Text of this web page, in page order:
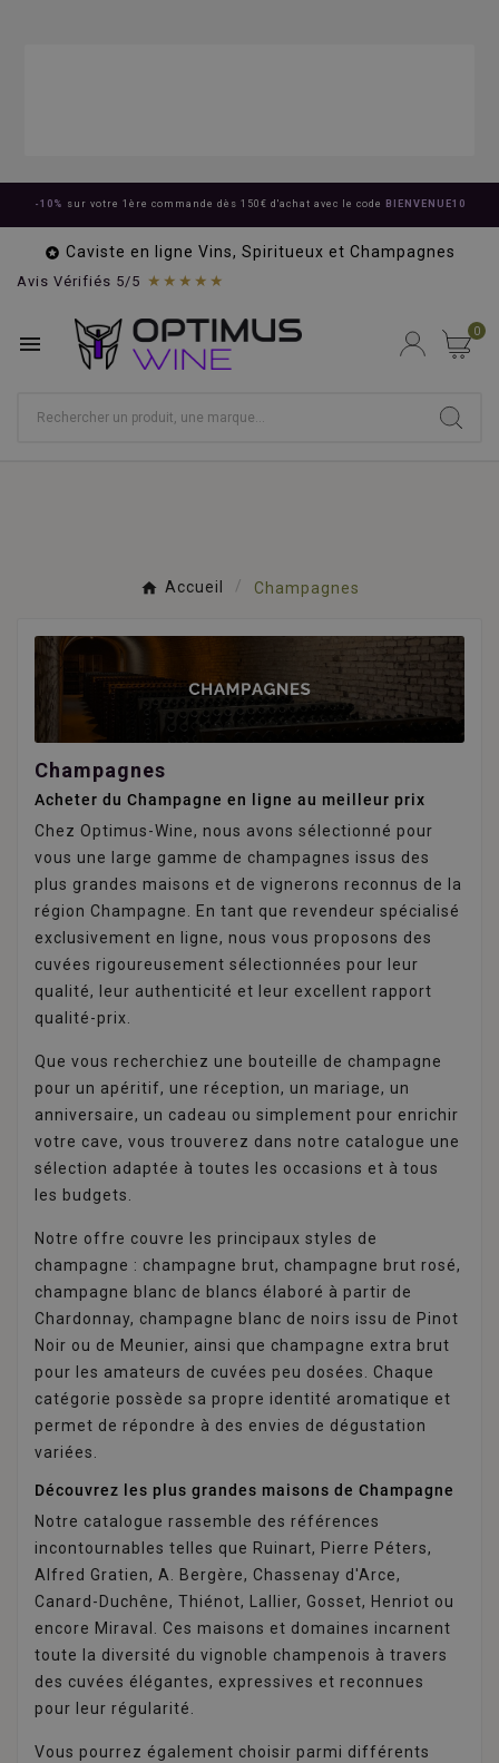
-10% sur votre 1ère commande dès 150€ d'achat avec le code BIENVENUE10
 Caviste en ligne Vins, Spiritueux et Champagnes
Avis Vérifiés 5/5 ★★★★★
 0
Accueil Champagnes
Champagnes
Acheter du Champagne en ligne au meilleur prix
Chez Optimus-Wine, nous avons sélectionné pour
vous une large gamme de champagnes issus des
plus grandes maisons et de vignerons reconnus de la
région Champagne. En tant que revendeur spécialisé
exclusivement en ligne, nous vous proposons des
cuvées rigoureusement sélectionnées pour leur
qualité, leur authenticité et leur excellent rapport
qualité-prix.
Que vous recherchiez une bouteille de champagne
pour un apéritif, une réception, un mariage, un
anniversaire, un cadeau ou simplement pour enrichir
votre cave, vous trouverez dans notre catalogue une
sélection adaptée à toutes les occasions et à tous
les budgets.
Notre offre couvre les principaux styles de
champagne : champagne brut, champagne brut rosé,
champagne blanc de blancs élaboré à partir de
Chardonnay, champagne blanc de noirs issu de Pinot
Noir ou de Meunier, ainsi que champagne extra brut
pour les amateurs de cuvées peu dosées. Chaque
catégorie possède sa propre identité aromatique et
permet de répondre à des envies de dégustation
variées.
Découvrez les plus grandes maisons de Champagne
Notre catalogue rassemble des références
incontournables telles que Ruinart, Pierre Péters,
Alfred Gratien, A. Bergère, Chassenay d'Arce,
Canard-Duchêne, Thiénot, Lallier, Gosset, Henriot ou
encore Miraval. Ces maisons et domaines incarnent
toute la diversité du vignoble champenois à travers
des cuvées élégantes, expressives et reconnues
pour leur régularité.
Vous pourrez également choisir parmi différents